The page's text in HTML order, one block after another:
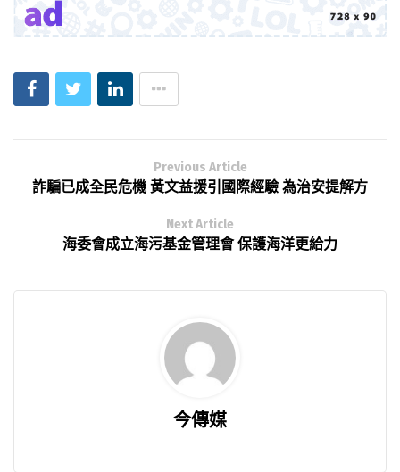
Previous Article
詐騙已成全民危機 黃文益援引國際經驗 為治安提解方
Next Article
海委會成立海污基金管理會 保護海洋更給力
今傳媒